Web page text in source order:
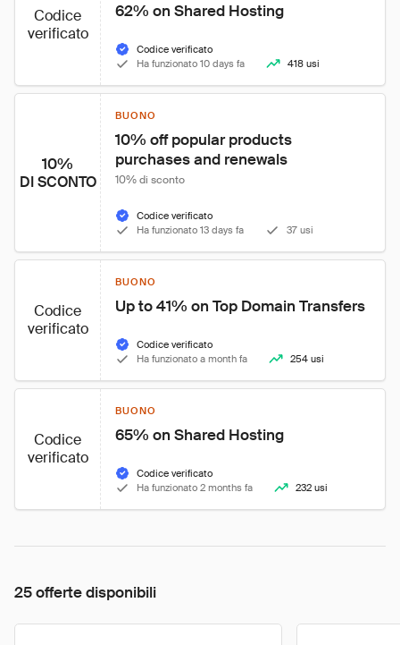
Codice
verificato
62% on Shared Hosting
Codice verificato
Ha funzionato 10 days fa
418 usi
10%
DI SCONTO
BUONO
10% off popular products
purchases and renewals
10% di sconto
Codice verificato
Ha funzionato 13 days fa
37 usi
Codice
verificato
BUONO
Up to 41% on Top Domain Transfers
Codice verificato
Ha funzionato a month fa
254 usi
Codice
verificato
BUONO
65% on Shared Hosting
Codice verificato
Ha funzionato 2 months fa
232 usi
25 offerte disponibili